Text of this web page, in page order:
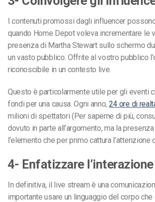
I contenuti promossi dagli influencer
quando Home Depot voleva incrementare le
presenza di Martha Stewart sullo schermo
un vasto pubblico. Offrite al vostro pubblico
riconoscibile in un contesto live.
Questo è particolarmente utile per gli eventi
fondi per una causa. Ogni anno, 24 ore di
milioni di spettatori (Per saperne di più,
dovuto in parte all’argomento, ma la
l’elemento che per primo cattura l’attenzione
4- Enfatizzare
In definitiva, il live stream è una
importante usare un linguaggio del corpo